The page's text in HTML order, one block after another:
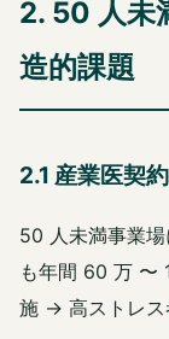
2. 50 人未
造的課題
2.1 産業医契
50 人未満事業
も年間 60 万 〜
施 → 高ストレス